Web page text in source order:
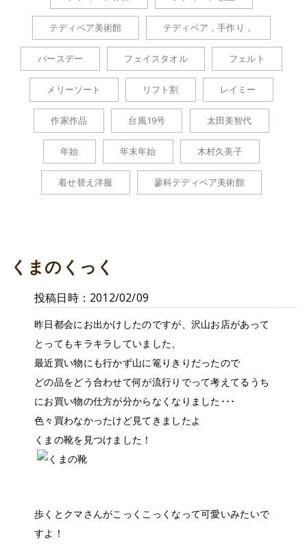
テディベア美術館 テディベア，手作り，
バースデー フェイスタオル フェルト
メリーソート リフト割 レイミー
作家作品 台風19号 太田美智代
年始 年末年始 木村久美子
着せ替え洋服 蓼科テディベア美術館
くまのくっく
投稿日時：2012/02/09
昨日都会にお出かけしたのですが、沢山お店があって
とってもキラキラしていました、
最近買い物にも行かず山に篭りきりだったので
どの品をどう合わせて何が流行りでって考えてるうち
にお買い物の仕方が分からなくなりました･･･
色々買わなかったけど見てきましたよ
くまの靴を見つけました！
歩くとクマさんがこっくこっくなって可愛いみたいで
すよ！